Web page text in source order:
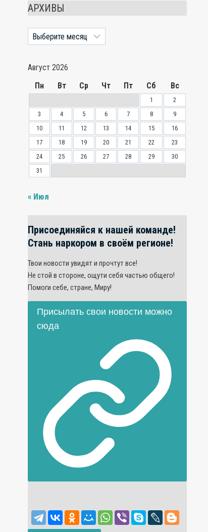
АРХИВЫ
Архивы
Август 2026
Пн
Вт Ср Чт Пт Сб Вс
1
2
3
4 5 6 7 8
9
10
11 12 13 14 15
16
17
18 19 20 21 22
23
24
25 26 27 28 29
30
31
« Июл
Присоединяйся к нашей команде!
Стань наркором в своём регионе!
Твои новости увидят и прочтут все!
Не стой в стороне, ощути себя частью общего!
Помоги себе, стране, Миру!
Присылать свои новости можно
сюда